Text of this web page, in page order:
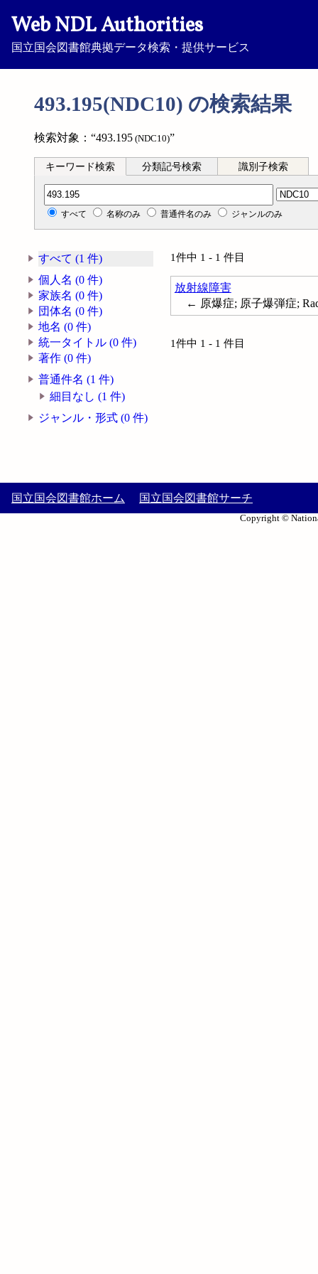
Web NDL Authorities
国立国会図書館典拠データ検索・提供サービス
493.195(NDC10) の検索結果
検索対象：“493.195 (NDC10)”
キーワード検索 分類記号検索 識別子検索
分類記号検索
すべて 名称のみ 普通件名のみ ジャンルのみ
すべて (1 件)
個人名 (0 件)
家族名 (0 件)
団体名 (0 件)
地名 (0 件)
統一タイトル (0 件)
著作 (0 件)
普通件名 (1 件)
細目なし (1 件)
ジャンル・形式 (0 件)
1件中 1 - 1 件目
放射線障害
← 原爆症; 原子爆弾症;
1件中 1 - 1 件目
国立国会図書館ホーム 国立国会図書館サーチ
Copyright ©